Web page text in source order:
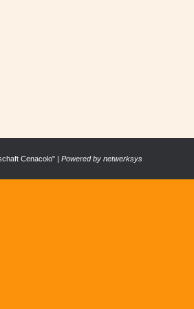
Cenacolo" | Powered by netwerksys